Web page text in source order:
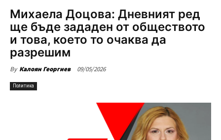
Михаела Доцова: Дневният ред
ще бъде зададен от обществото
и това, което то очаква да
разрешим
By Калоян Георгиев 09/05/2026
Политика